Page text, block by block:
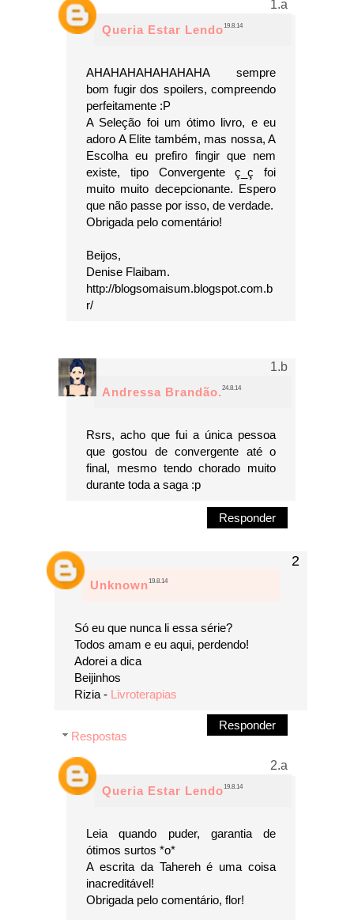
Queria Estar Lendo19.8.14
AHAHAHAHAHAHAHA sempre
bom fugir dos spoilers, compreendo
perfeitamente :P
A Seleção foi um ótimo livro, e eu
adoro A Elite também, mas nossa, A
Escolha eu prefiro fingir que nem
existe, tipo Convergente ç_ç foi
muito muito decepcionante. Espero
que não passe por isso, de verdade.
Obrigada pelo comentário!
Beijos,
Denise Flaibam.
http://blogsomaisum.blogspot.com.b
r/
Andressa Brandão. 24.8.14
Rsrs, acho que fui a única pessoa
que gostou de convergente até o
final, mesmo tendo chorado muito
durante toda a saga :p
Responder
Unknown19.8.14
Só eu que nunca li essa série?
Todos amam e eu aqui, perdendo!
Adorei a dica
Beijinhos
Rizia - Livroterapias
Responder
Respostas
Queria Estar Lendo19.8.14
Leia quando puder, garantia de
ótimos surtos *o*
A escrita da Tahereh é uma coisa
inacreditável!
Obrigada pelo comentário, flor!